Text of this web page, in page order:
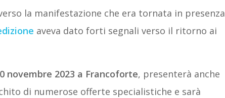
la manifestazione che era tornata in presenza
aveva dato forti segnali verso il ritorno ai
novembre 2023 a Francoforte, presenterà anche
di numerose offerte specialistiche e sarà